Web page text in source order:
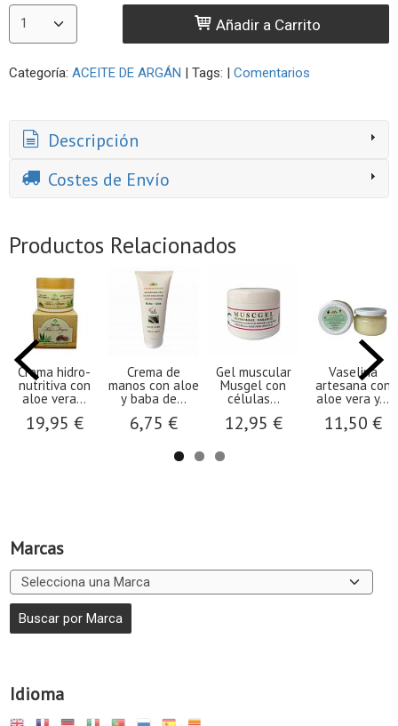
Marcas
Idioma
Añadir a Carrito
Categoría: ACEITE DE ARGÁN | Tags: | Comentarios
Descripción
Costes de Envío
Productos Relacionados
Crema hidro-
nutritiva con
aloe vera...
19,95 €
Crema de
manos con aloe
y baba de...
6,75 €
Gel muscular
Musgel con
células...
12,95 €
Vaselina
artesana con
aloe vera y...
11,50 €